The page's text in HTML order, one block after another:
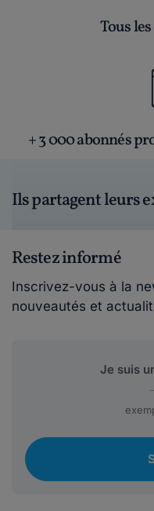
Tous
+ 3 000 abonnés
Ils partagent leurs
Restez informé
Inscrivez-vous à la
nouveautés et